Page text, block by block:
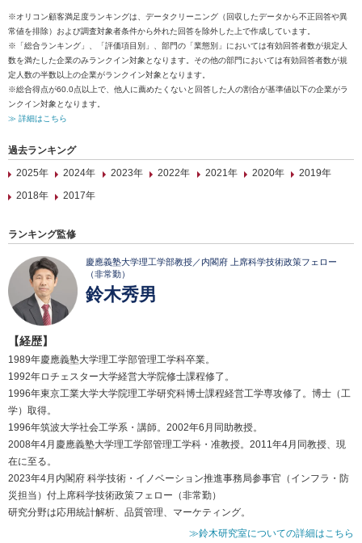
※オリコン顧客満足度ランキングは、データクリーニング（回収したデータから不正回答や異
常値を排除）および調査対象者条件から外れた回答を除外した上で作成しています。
※「総合ランキング」、「評価項目別」、部門の「業態別」においては有効回答者数が規定人
数を満たした企業のみランクイン対象となります。その他の部門においては有効回答者数が規
定人数の半数以上の企業がランクイン対象となります。
※総合得点が60.0点以上で、他人に薦めたくないと回答した人の割合が基準値以下の企業がラ
ンクイン対象となります。
≫ 詳細はこちら
過去ランキング
2025年
2024年 2023年 2022年 2021年 2020年
2019年
2018年
2017年
ランキング監修
慶應義塾大学理工学部教授／内閣府 上席科学技術政策フェロー
（非常勤）
鈴木秀男
【経歴】
1989年慶應義塾大学理工学部管理工学科卒業。
1992年ロチェスター大学経営大学院修士課程修了。
1996年東京工業大学大学院理工学研究科博士課程経営工学専攻修了。博士（工
学）取得。
1996年筑波大学社会工学系・講師。2002年6月同助教授。
2008年4月慶應義塾大学理工学部管理工学科・准教授。2011年4月同教授、現
在に至る。
2023年4月内閣府 科学技術・イノベーション推進事務局参事官（インフラ・防
災担当）付上席科学技術政策フェロー（非常勤）
研究分野は応用統計解析、品質管理、マーケティング。
≫鈴木研究室についての詳細はこちら